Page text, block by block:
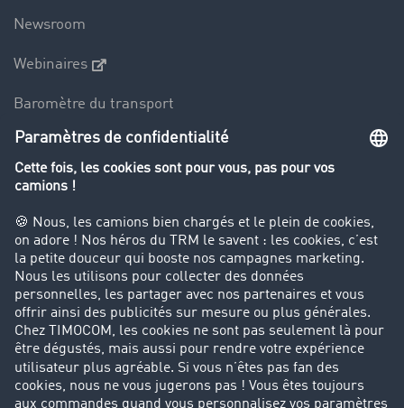
Newsroom
Webinaires
Baromètre du transport
Le dictionnaire du transport
Interdiction de circulation des poids lourds
Entreprise
Parrainage clients
Success Stories
Cadre légal
Mentions légales